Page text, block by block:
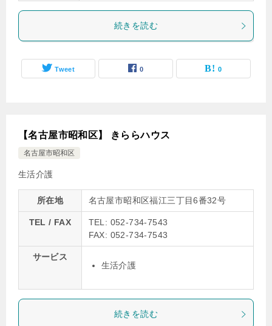
続きを読む
Tweet 0 0
【名古屋市昭和区】 きららハウス
名古屋市昭和区
生活介護
所在地 名古屋市昭和区福江三丁目6番32号
TEL / FAX
TEL: 052-734-7543
FAX: 052-734-7543
サービス
生活介護
続きを読む